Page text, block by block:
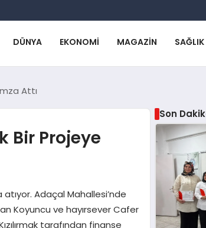
DÜNYA EKONOMI MAGAZIN SAĞLIK
Attı
Bir Projeye
Adaçal Mahallesi’nde
Koyuncu ve hayırsever Cafer
tarafından finanse
Son